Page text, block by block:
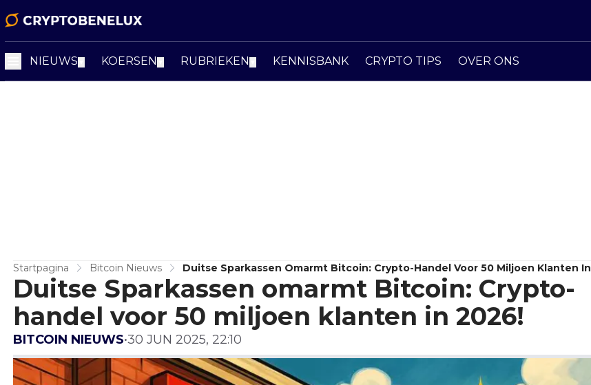
NIEUWS KOERSEN RUBRIEKEN KENNISBANK CRYPTO TIPS OVER ONS
Startpagina Bitcoin Nieuws
Duitse Sparkassen Omarmt Bitcoin: Crypto-Handel Voor 50 Miljoen Klanten In
2026!
Duitse Sparkassen omarmt Bitcoin: Crypto-
handel voor 50 miljoen klanten in 2026!
BITCOIN NIEUWS•30 JUN 2025, 22:10